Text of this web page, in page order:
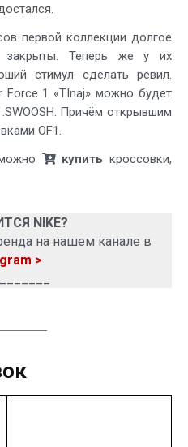
первой коллекции долгое
закрыты. Теперь же у их
стимул сделать ревил.
Force 1 «TInaj» можно будет
Причём открывшим
OF1.
купить кроссовки,
NIKE?
на нашем канале в
>